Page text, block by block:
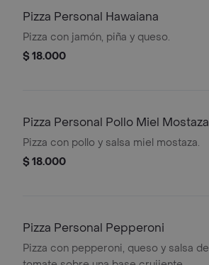
Pizza Personal Hawaiana
Pizza con jamón, piña y queso.
$ 18.000
Pizza Personal Pollo Miel Mostaza
Pizza con pollo y salsa miel mostaza.
$ 18.000
Pizza Personal Pepperoni
Pizza con pepperoni, queso y salsa de